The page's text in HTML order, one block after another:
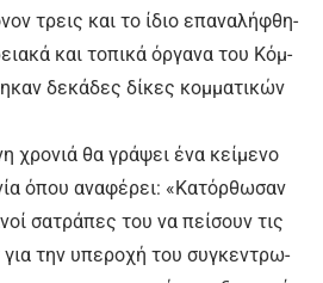
τρεις και το ί­διο ε­πα­να­λή­φθη­
και το­πι­κά όρ­γα­να του Κόμ­
δε­κά­δες δί­κες κομ­μα­τι­κών
χρο­νιά θα γρά­ψει έ­να κεί­με­νο
ό­που α­να­φέ­ρει: «Κα­τόρ­θω­σαν
σα­τρά­πες του να πεί­σουν τις
την υ­πε­ρο­χή του συ­γκε­ντρω­